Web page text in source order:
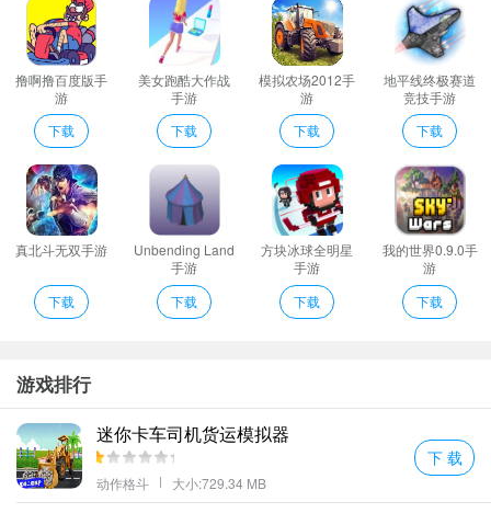
无限羽毛
角色无敌
无限红十字
技能无冷却
无限技能点
这些修改功能可以通过MOD菜单
悬浮窗的开关按钮来控制启用或关
闭。
手游玩法
1、灵活运用各种连招技能，通过组合按键释放出华丽的必杀技，将
撸啊撸百度版手
游
下载
美女跑酷大作战
手游
下载
模拟农场2012手
游
下载
地平线终极赛道
竞技手游
下载
真北斗无双手游
下载
Unbending Land
手游
下载
方块冰球全明星
手游
下载
我的世界0.9.0手
游
下载
游戏排行
迷你卡车司机货运模拟器
动作格斗 大小:729.34 MB
下 载